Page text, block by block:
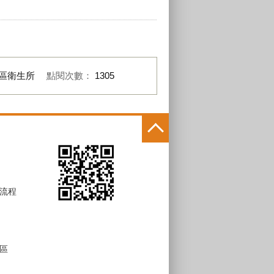
衛生所 點閱次數： 1305
程